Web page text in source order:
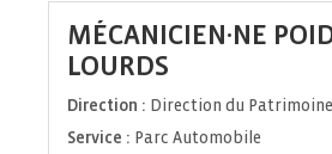
MÉCANICIEN·NE
LOURDS
fenêtre)
Direction : Direction du
Service : Parc Automobile